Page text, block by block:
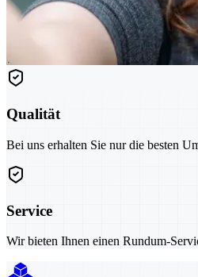
Qualität
Bei uns erhalten Sie nur die besten
Service
Wir bieten Ihnen einen Rundum-